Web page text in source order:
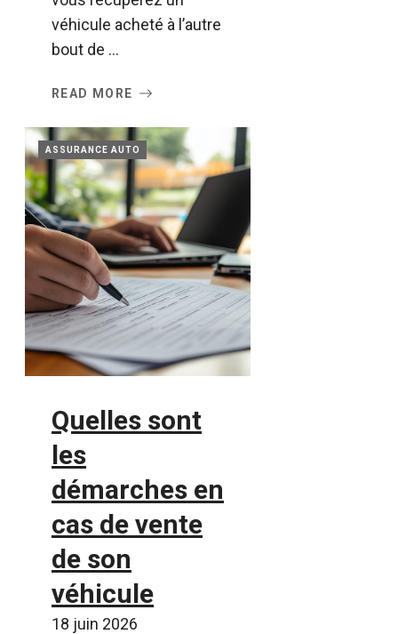
véhicule acheté à l’autre
bout de ...
READ MORE
ASSURANCE AUTO
Quelles sont
les
démarches en
cas de vente
de son
véhicule
18 juin 2026